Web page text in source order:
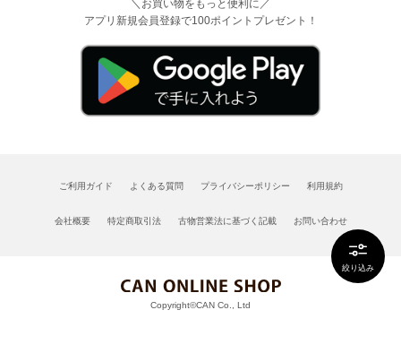
絞り込み
＼お買い物をもっと便利に／
アプリ新規会員登録で100ポイントプレゼント！
ご利用ガイド よくある質問 プライバシーポリシー 利用規約
会社概要 特定商取引法 古物営業法に基づく記載 お問い合わせ
Copyright©CAN Co., Ltd